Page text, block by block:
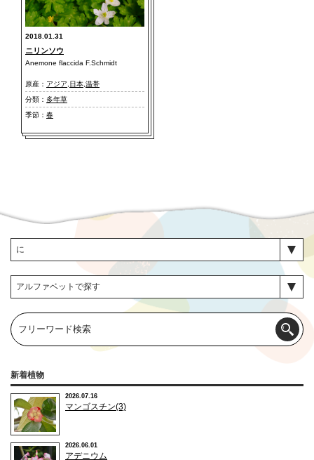
2018.01.31
ニリンソウ
Anemone flaccida F.Schmidt
原産： アジア 日本 温帯
分類： 多年草
季節： 春
新着植物
2026.07.16
マンゴスチン(3)
2026.06.01
アデニウム